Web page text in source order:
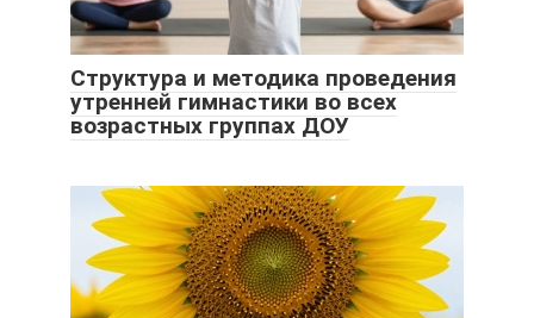
Структура и методика проведения
утренней гимнастики во всех
возрастных группах ДОУ